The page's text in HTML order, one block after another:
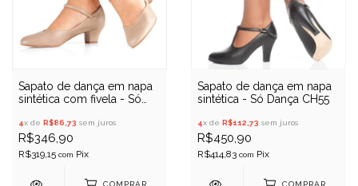
Sapato de dança em napa
sintética com fivela - Só
4x de R$86,73 sem juros
R$346,90
R$319,15 com
Sapato de dança em napa
sintética - Só Dança CH55
4x de R$112,73 sem juros
R$450,90
R$414,83 com